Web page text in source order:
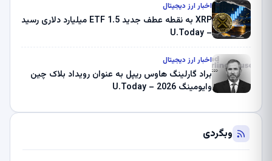
اخبار ارز دیجیتال
XRP به نقطه عطف جدید ETF 1.5 میلیارد دلاری رسید
– U.Today
اخبار ارز دیجیتال
براد گارلینگ هاوس ریپل به عنوان رویداد بلاک چین
وایومینگ 2026 – U.Today
وبگردی